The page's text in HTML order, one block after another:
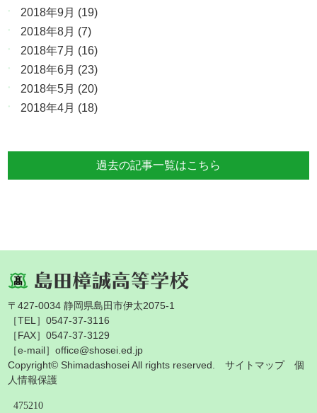
2018年9月 (19)
2018年8月 (7)
2018年7月 (16)
2018年6月 (23)
2018年5月 (20)
2018年4月 (18)
過去の記事一覧はこちら
〒427-0034 静岡県島田市伊太2075-1
［TEL］0547-37-3116
［FAX］0547-37-3129
［e-mail］office@shosei.ed.jp
Copyright© Shimadashosei All rights reserved.サイトマップ
個
人情報保護